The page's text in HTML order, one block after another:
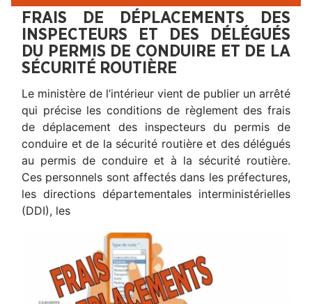
FRAIS DE DÉPLACEMENTS DES
INSPECTEURS ET DES DÉLÉGUÉS
DU PERMIS DE CONDUIRE ET DE LA
SÉCURITÉ ROUTIÈRE
Le ministère de l’intérieur vient de publier un arrêté
qui précise les conditions de règlement des frais
de déplacement des inspecteurs du permis de
conduire et de la sécurité routière et des délégués
au permis de conduire et à la sécurité routière.
Ces personnels sont affectés dans les préfectures,
les directions départementales interministérielles
(DDI), les